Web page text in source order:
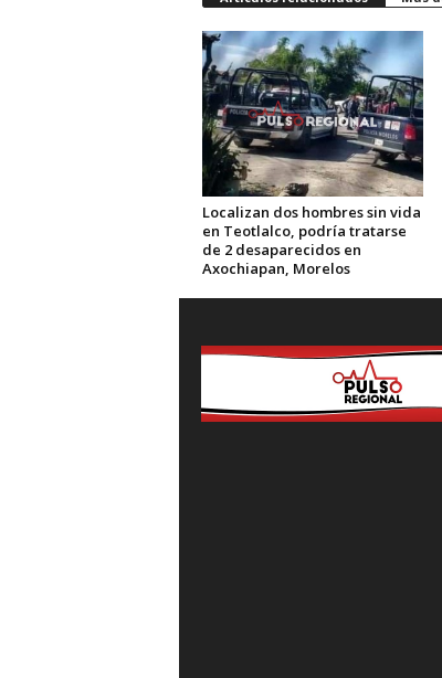
Localizan dos hombres sin vida
en Teotlalco, podría tratarse
de 2 desaparecidos en
Axochiapan, Morelos